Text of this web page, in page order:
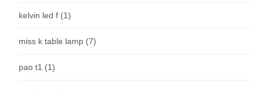
kelvin led f (1)
miss k table lamp (7)
pao t1 (1)